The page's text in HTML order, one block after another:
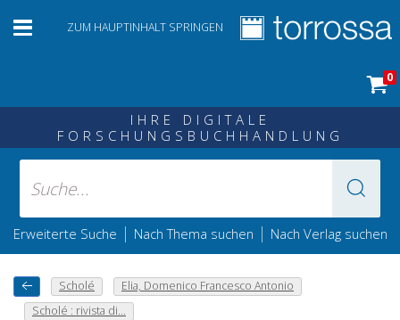
ZUM HAUPTINHALT SPRINGEN
0
IHRE DIGITALE
FORSCHUNGSBUCHHANDLUNG
Erweiterte Suche | Nach Thema suchen | Nach Verlag suchen
Scholé
Elia, Domenico Francesco Antonio
Scholé : rivista di...